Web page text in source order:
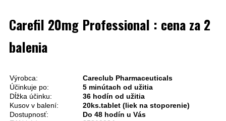
Carefil 20mg Professional : cena za 2
balenia
Výrobca:
Careclub Pharmaceuticals
Účinkuje po:
5 minútach od užitia
Dĺžka účinku:
36 hodín od užitia
Kusov v balení:
20ks.tablet (liek na stoporenie)
Dostupnosť:
Do 48 hodín u Vás